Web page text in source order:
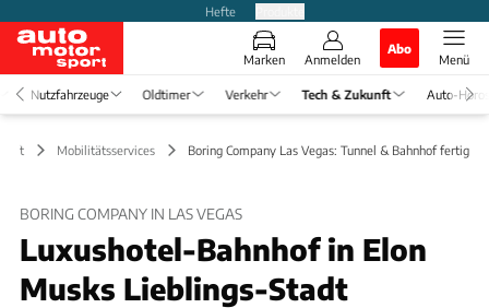
Hefte
Marken Anmelden
Abo
Menü
Nutzfahrzeuge Oldtimer Verkehr Tech & Zukunft Auto-
Mobilitätsservices Boring Company Las Vegas: Tunnel & Bahnhof fertig
BORING COMPANY IN LAS VEGAS
Luxushotel-Bahnhof in Elon
Musks Lieblings-Stadt